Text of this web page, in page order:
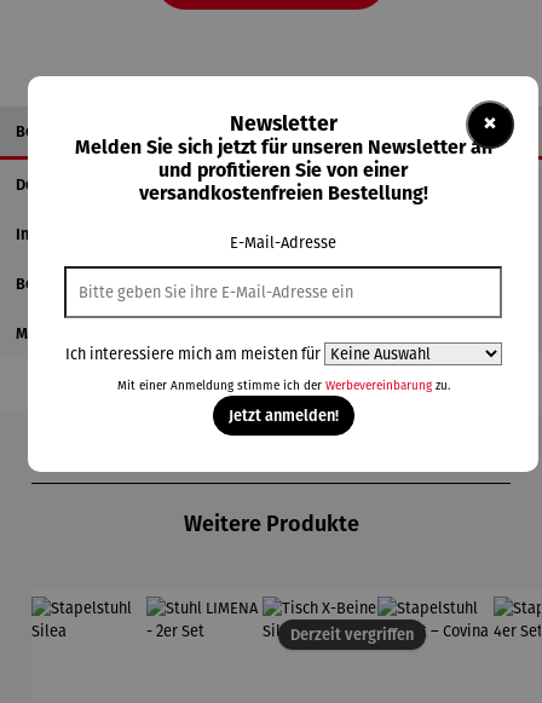
Beschreibung
Details
Informationen zum Hersteller
Bewertungen
Magazinbeitrag
Produktgalerie überspringen
Weitere Produkte
Derzeit vergriffen
×
Newsletter
Melden Sie sich jetzt für unseren Newsletter an
und profitieren Sie von einer
versandkostenfreien Bestellung!
E-Mail-Adresse
Ich interessiere mich am meisten für
Mit einer Anmeldung stimme ich der Werbevereinbarungzu.
Jetzt anmelden!